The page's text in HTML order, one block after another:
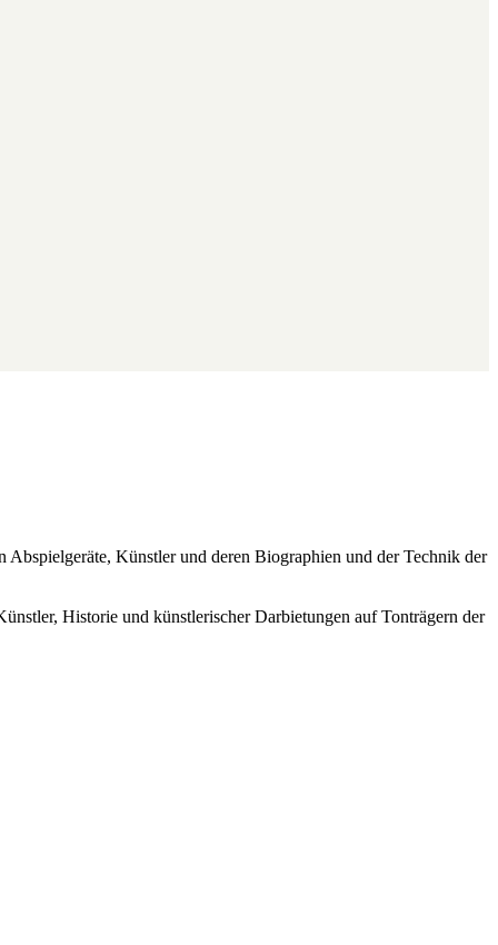
Abspielgeräte, Künstler und deren Biographien und der Technik der
Historie und künstlerischer Darbietungen auf Tonträgern der